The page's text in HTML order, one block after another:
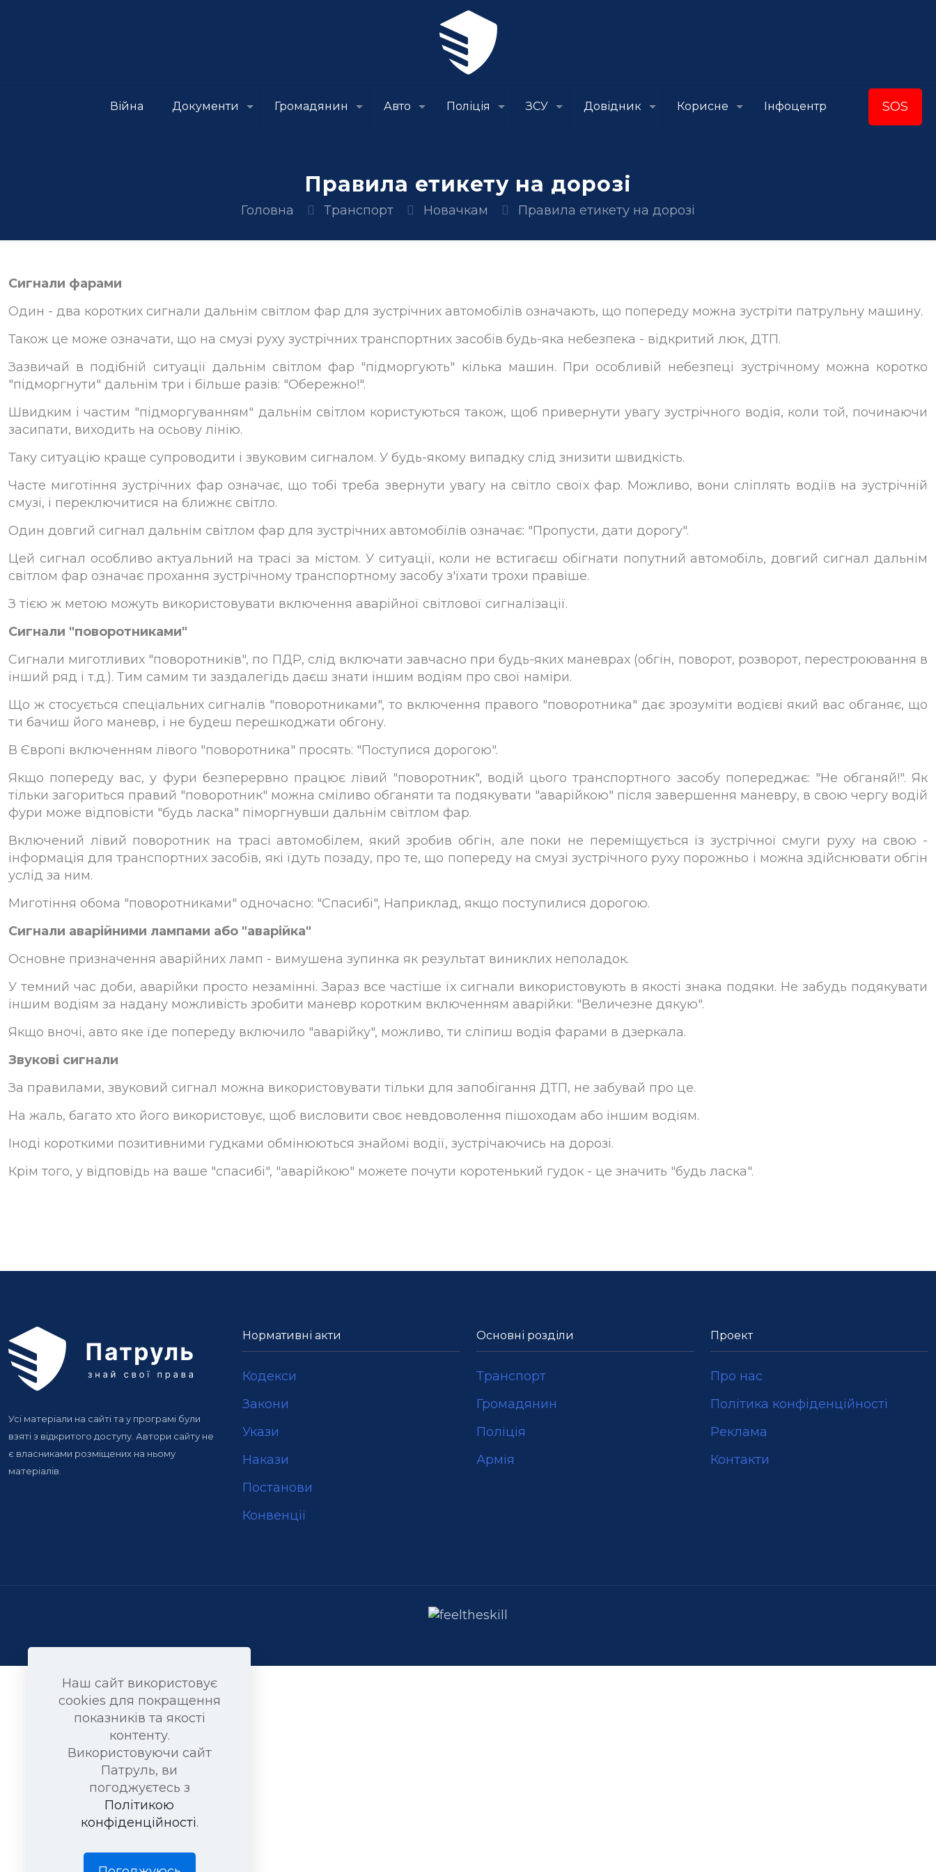
Війна Документи Громадянин Авто Поліція ЗСУ Довідник Корисне Інфоцентр SOS
Правила етикету на дорозі
Головна Транспорт Новачкам Правила етикету на дорозі
Сигнали фарами
Один - два коротких сигнали дальнім світлом фар для зустрічних автомобілів означають, що попереду можна зустріти патрульну машину.
Також це може означати, що на смузі руху зустрічних транспортних засобів будь-яка небезпека - відкритий люк, ДТП.
Зазвичай в подібній ситуації дальнім світлом фар "підморгують" кілька машин. При особливій ​​небезпеці зустрічному можна коротко
"підморгнути" дальнім три і більше разів: "Обережно!".
Швидким і частим "підморгуванням" дальнім світлом користуються також, щоб привернути увагу зустрічного водія, коли той, починаючи
засипати, виходить на осьову лінію.
Таку ситуацію краще супроводити і звуковим сигналом. У будь-якому випадку слід знизити швидкість.
Часте миготіння зустрічних фар означає, що тобі треба звернути увагу на світло своїх фар. Можливо, вони сліплять водіїв на зустрічній
смузі, і переключитися на ближнє світло.
Один довгий сигнал дальнім світлом фар для зустрічних автомобілів означає: "Пропусти, дати дорогу".
Цей сигнал особливо актуальний на трасі за містом. У ситуації, коли не встигаєш обігнати попутний автомобіль, довгий сигнал дальнім
світлом фар означає прохання зустрічному транспортному засобу з'їхати трохи правіше.
З тією ж метою можуть використовувати включення аварійної світлової сигналізації.
Сигнали "поворотниками"
Сигнали миготливих "поворотників", по ПДР, слід включати завчасно при будь-яких маневрах (обгін, поворот, розворот, перестроювання в
інший ряд і т.д.). Тим самим ти заздалегідь даєш знати іншим водіям про свої наміри.
Що ж стосується спеціальних сигналів "поворотниками", то включення правого "поворотника" дає зрозуміти водієві який вас обганяє, що
ти бачиш його маневр, і не будеш перешкоджати обгону.
В Європі включенням лівого "поворотника" просять: "Поступися дорогою".
Якщо попереду вас, у фури безперервно працює лівий "поворотник", водій цього транспортного засобу попереджає: "Не обганяй!". Як
тільки загориться правий "поворотник" можна сміливо обганяти та подякувати "аварійкою" після завершення маневру, в свою чергу водій
фури може відповісти "будь ласка" піморгнувши дальнім світлом фар.
Включений лівий поворотник на трасі автомобілем, який зробив обгін, але поки не переміщується із зустрічної смуги руху на свою -
інформація для транспортних засобів, які їдуть позаду, про те, що попереду на смузі зустрічного руху порожньо і можна здійснювати обгін
услід за ним.
Миготіння обома "поворотниками" одночасно: "Спасибі", Наприклад, якщо поступилися дорогою.
Сигнали аварійними лампами або "аварійка"
Основне призначення аварійних ламп - вимушена зупинка як результат виниклих неполадок.
У темний час доби, аварійки просто незамінні. Зараз все частіше їх сигнали використовують в якості знака подяки. Не забудь подякувати
іншим водіям за надану можливість зробити маневр коротким включенням аварійки: "Величезне дякую".
Якщо вночі, авто яке їде попереду включило "аварійку", можливо, ти сліпиш водія фарами в дзеркала.
Звукові сигнали
За правилами, звуковий сигнал можна використовувати тільки для запобігання ДТП, не забувай про це.
На жаль, багато хто його використовує, щоб висловити своє невдоволення пішоходам або іншим водіям.
Іноді короткими позитивними гудками обмінюються знайомі водії, зустрічаючись на дорозі.
Крім того, у відповідь на ваше "спасибі", "аварійкою" можете почути коротенький гудок - це значить "будь ласка".
Усі матеріали на сайті та у програмі були
взяті з відкритого доступу. Автори сайту не
є власниками розміщених на ньому
матеріалів.
Нормативні акти
Кодекси
Закони
Укази
Накази
Постанови
Конвенції
Основні розділи
Транспорт
Громадянин
Поліція
Армія
Проект
Про нас
Політика конфіденційності
Реклама
Контакти
Наш сайт використовує
cookies для покращення
показників та якості
контенту.
Використовуючи сайт
Патруль, ви
погоджуєтесь з
Політикою
конфіденційності.